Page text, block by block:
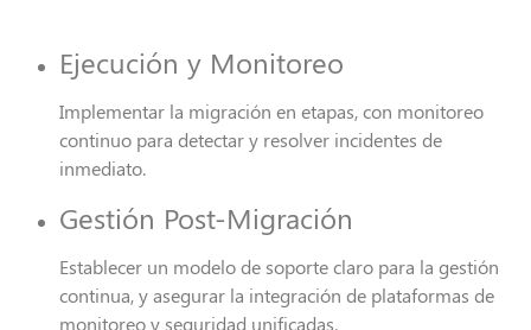
Ejecución y Monitoreo
Implementar la migración en etapas, con monitoreo
continuo para detectar y resolver incidentes de
inmediato.
Gestión Post-Migración
Establecer un modelo de soporte claro para la gestión
continua, y asegurar la integración de plataformas de
monitoreo y seguridad unificadas.